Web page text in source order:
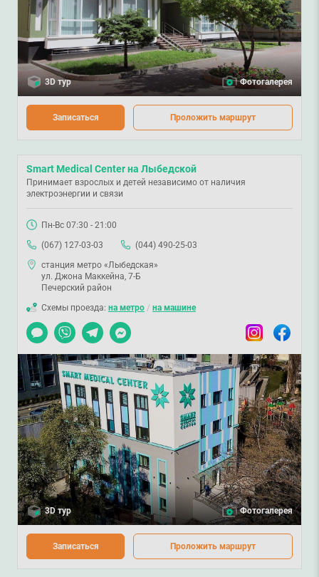
3D тур Фотогалерея
Записаться Проложить маршрут
Smart Medical Center на Лыбедской
Принимает взрослых и детей независимо от наличия
электроэнергии и связи
Пн-Вс 07:30 - 21:00
(067) 127-03-03
(044) 490-25-03
станция метро «Лыбедская»
ул. Джона Маккейна, 7-Б
Печерский район
Схемы проезда: на метро / на машине
Чат
Viber TelegramMessenger InstagramFacebook
3D тур Фотогалерея
Записаться Проложить маршрут